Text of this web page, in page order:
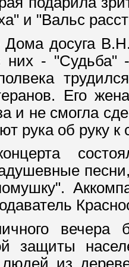
и "Вальс
Дома досуга
них - "Судьба"
Его
и не смогла
рука об руку
вечера
защиты
из